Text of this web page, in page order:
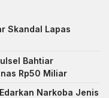
Skandal Lapas
Bahtiar
Rp50 Miliar
Narkoba Jenis